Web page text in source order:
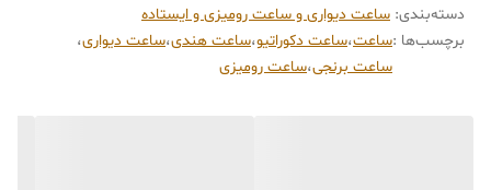
دسته‌بندی: ساعت دیواری و ساعت رومیزی و ایستاده
برچسب‌ها :ساعت،ساعت دکوراتیو،ساعت هندی،ساعت دیواری،
ساعت برنجی،ساعت رومیزی